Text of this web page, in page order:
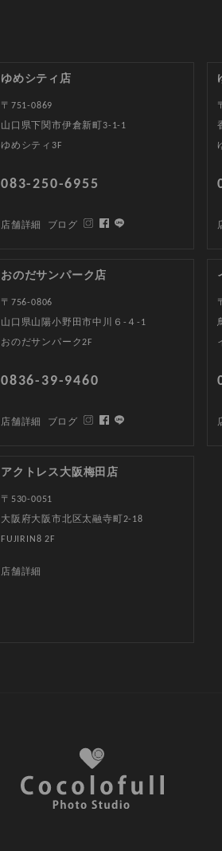
ゆめシティ店
〒751-0869
山口県下関市伊倉新町3-1-1
ゆめシティ3F
083-250-6955
店舗詳細 ブログ
おのだサンパーク店
〒756-0806
山口県山陽小野田市中川６-４-1
おのだサンパーク2F
0836-39-9460
店舗詳細 ブログ
アクトレス大阪梅田店
〒530-0051
大阪府大阪市北区太融寺町2-18
FUJIRIN8 2F
店舗詳細